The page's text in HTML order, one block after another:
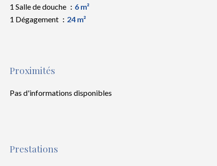
1 Salle de douche
6 m²
1 Dégagement
24 m²
Proximités
Pas d'informations disponibles
Prestations